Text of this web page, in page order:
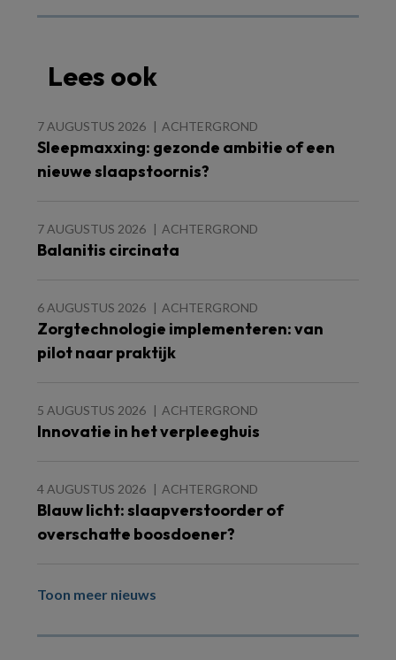
Lees ook
7 AUGUSTUS 2026 ACHTERGROND
Sleepmaxxing: gezonde ambitie of een
nieuwe slaapstoornis?
7 AUGUSTUS 2026 ACHTERGROND
Balanitis circinata
6 AUGUSTUS 2026 ACHTERGROND
Zorgtechnologie implementeren: van
pilot naar praktijk
5 AUGUSTUS 2026 ACHTERGROND
Innovatie in het verpleeghuis
4 AUGUSTUS 2026 ACHTERGROND
Blauw licht: slaapverstoorder of
overschatte boosdoener?
Toon meer nieuws